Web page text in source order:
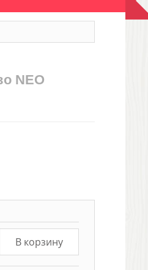
NEO
В корзину